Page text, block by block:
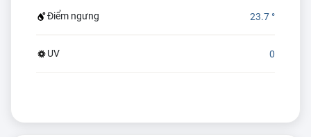
Điểm ngưng 23.7 °
UV 0